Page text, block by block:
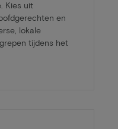
Kies uit
en
lokale
tijdens het